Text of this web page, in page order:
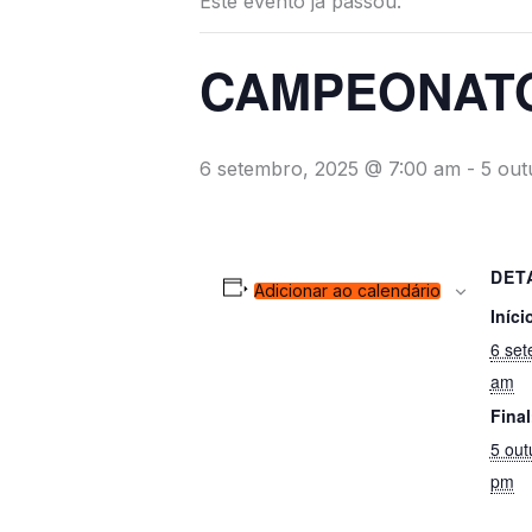
6 setembro, 2025 @ 7:00 am - 5
Adicionar ao calendário
6
am
5
pm